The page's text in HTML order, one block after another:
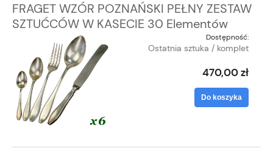
FRAGET WZÓR POZNAŃSKI PEŁNY ZESTAW
SZTUĆCÓW W KASECIE 30 Elementów
Dostępność:
Ostatnia sztuka / komplet
470,00 zł
Do koszyka